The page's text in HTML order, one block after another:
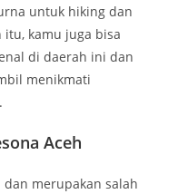
untuk hiking dan
kamu juga bisa
di daerah ini dan
menikmati
Aceh
dan merupakan salah